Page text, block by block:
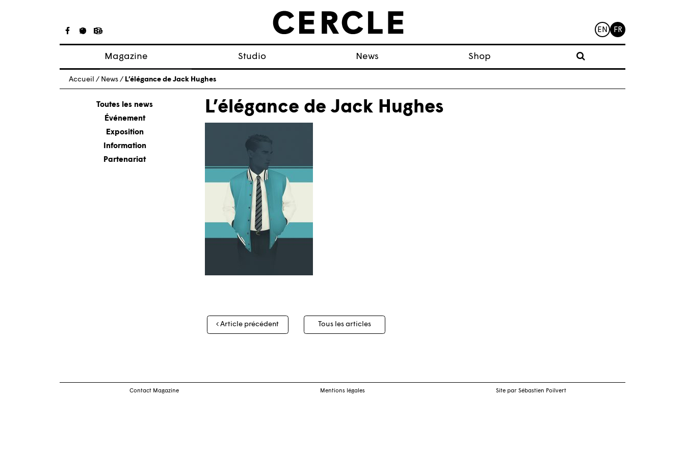
EN FR
Magazine
Articles
À propos
Numéros
Studio News Shop
Accueil / News / L’élégance de Jack Hughes
Toutes les news
Événement
Exposition
Information
Partenariat
L’élégance de Jack Hughes
Navigation
des
Article précédent Tous les articles
Contact Magazine Mentions légales Site par Sébastien Poilvert